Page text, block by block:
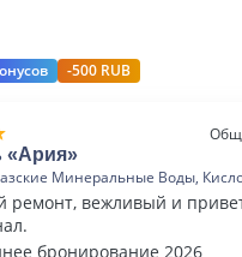
-500 RUB
«Ария»
Минеральные Воды,
ремонт, вежливый и
бронирование 2026